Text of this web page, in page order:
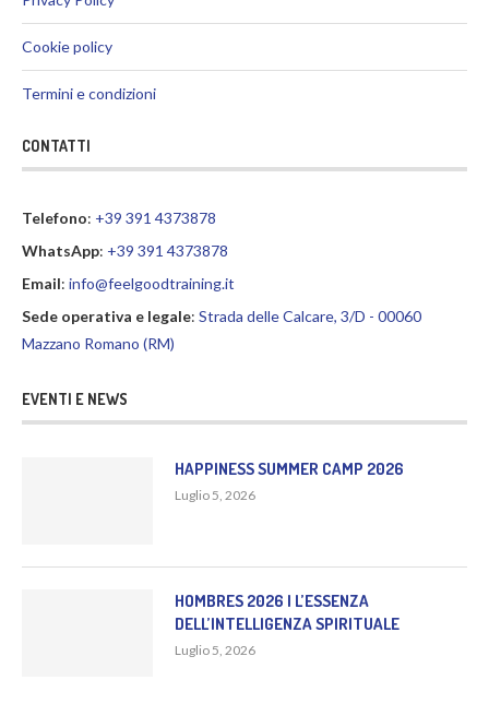
Cookie policy
Termini e condizioni
CONTATTI
Telefono: +39 391 4373878
WhatsApp: +39 391 4373878
Email: info@feelgoodtraining.it
Sede operativa e legale: Strada delle Calcare, 3/D - 00060
Mazzano Romano (RM)
EVENTI E NEWS
HAPPINESS SUMMER CAMP 2026
Luglio 5, 2026
HOMBRES 2026 | L’ESSENZA
DELL’INTELLIGENZA SPIRITUALE
Luglio 5, 2026